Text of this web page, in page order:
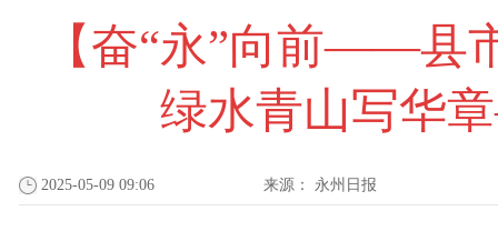
【奋“永”向前——县
绿水青山写华
2025-05-09 09:06 来源： 永州日报